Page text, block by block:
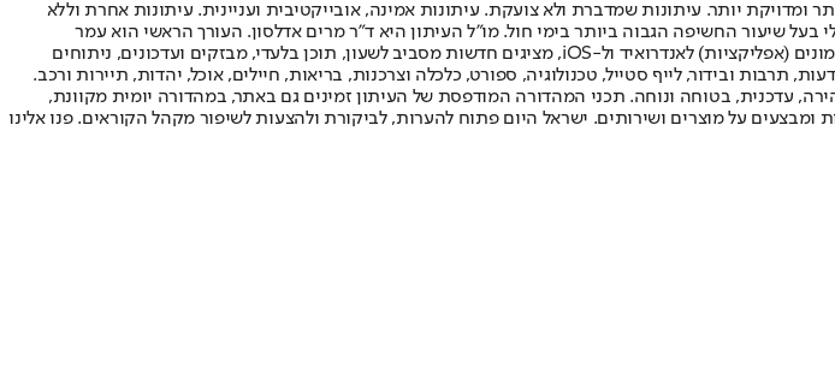
יותר. עיתונות שמדברת ולא צועקת. עיתונות אמינה, אובייקטיבית ועניינית. עיתונות אחרת וללא
2007, וב-2010 הפך "ישראל היום" לעיתון הישראלי בעל שיעור החשיפה הגבוה ביותר בימי חול. מו"ל העיתון היא ד"ר מרים אדלסון. העורך הראשי הוא עמר
לחמנוביץ, והעורך המייסד הוא עמוס רגב. אתרי האינטרנט של "ישראל היום" בעברית ובאנגלית, כמו כן היישומונים (אפליקציות) לאנדרואיד ול-iOS, מציגים חדשות מסביב לשעון, תוכן בלעדי, מבזקים ועדכונים, ניתוחים
תרבות ובידור, לייף סטייל, טכנולוגיה, ספורט, כלכלה וצרכנות, בריאות, חיילים, אוכל, יהדות, תיירות ורכב.
עדכנית, בטוחה ונוחה. תכני המהדורה המודפסת של העיתון זמינים גם באתר, במהדורה יומית מקוונת,
על מוצרים ושירותים. ישראל היום פתוח להערות, לביקורת ולהצעות לשיפור מקהל הקוראים. פנו אלינו